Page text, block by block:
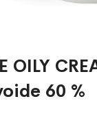
OILY
60 %